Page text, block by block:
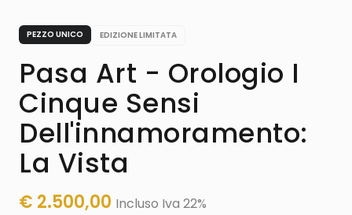
PEZZO UNICO EDIZIONE LIMITATA
Pasa Art - Orologio I
Cinque Sensi
Dell'innamoramento:
La Vista
€ 2.500,00 Incluso Iva 22%